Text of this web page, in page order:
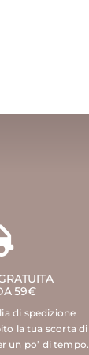
59€
di spedizione
la tua scorta di
un po’ di tempo.